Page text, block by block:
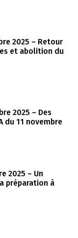
2025 – Retour
et abolition du
2025 – Des
du 11 novembre
2025 – Un
préparation à